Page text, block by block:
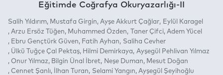
Eğitimde Coğrafya Okuryazarlığı-II
Salih Yıldırım Mustafa Girgin Ayşe Akkurt Çağlar
Eylül Karagel
Arzu Ersöz Tüğen
Muhammed Özden Taner Çifci Adem Yücel
Ebru Gençtürk Güven
Fatih Ayhan
Saliha Cevher
Ülkü Tuğçe Çal Pektaş
Hilmi Demirkaya
Ayşegül Pehlivan Yılmaz
Onur Yılmaz
Bilgin Ünal İbret Neşe Duman
Mesut Doğan
Cennet Şanlı
İlhan Turan Selami Yangın Ayşegül Şeyihoğlu